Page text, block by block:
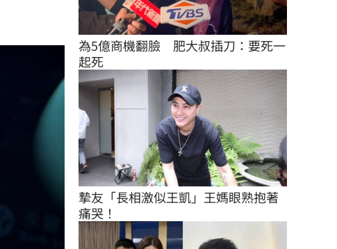
為5億商機翻臉　肥大叔插刀：要死一
起死
摯友「長相激似王凱」王媽眼熟抱著
痛哭！